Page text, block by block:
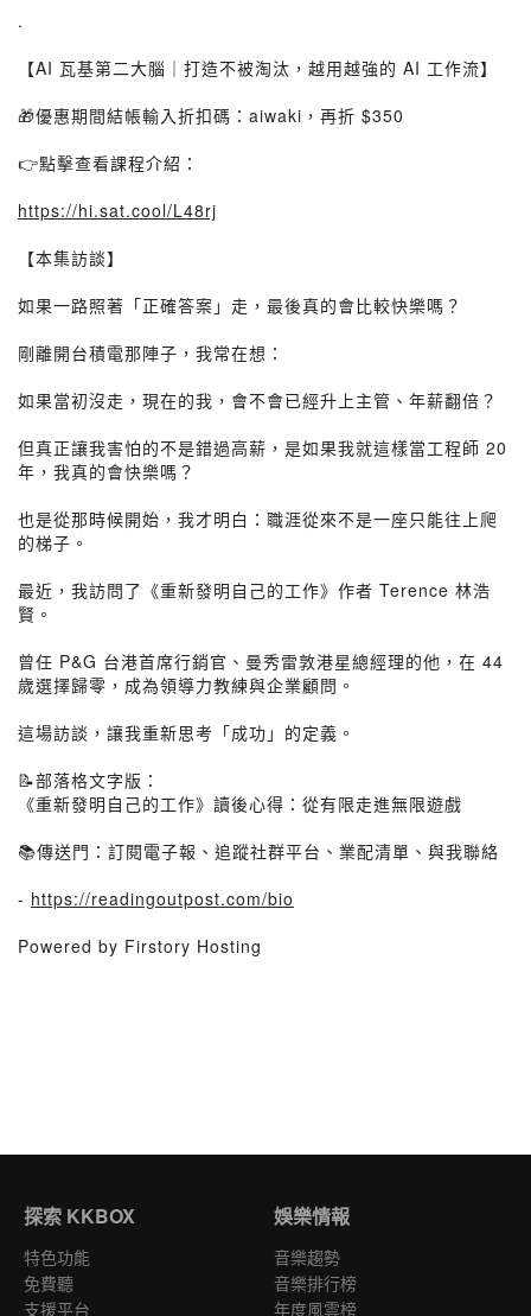
.
【AI 瓦基第二大腦｜打造不被淘汰，越用越強的 AI 工作流】
🎁優惠期間結帳輸入折扣碼：aiwaki，再折 $350
👉點擊查看課程介紹：
https://hi.sat.cool/L48rj
【本集訪談】
如果一路照著「正確答案」走，最後真的會比較快樂嗎？
剛離開台積電那陣子，我常在想：
如果當初沒走，現在的我，會不會已經升上主管、年薪翻倍？
但真正讓我害怕的不是錯過高薪，是如果我就這樣當工程師 20
年，我真的會快樂嗎？
也是從那時候開始，我才明白：職涯從來不是一座只能往上爬
的梯子。
最近，我訪問了《重新發明自己的工作》作者 Terence 林浩
賢。
曾任 P&G 台港首席行銷官、曼秀雷敦港星總經理的他，在 44
歲選擇歸零，成為領導力教練與企業顧問。
這場訪談，讓我重新思考「成功」的定義。
📝部落格文字版：
《重新發明自己的工作》讀後心得：從有限走進無限遊戲
📚傳送門：訂閱電子報、追蹤社群平台、業配清單、與我聯絡
- https://readingoutpost.com/bio
Powered by Firstory Hosting
探索 KKBOX
特色功能
免費聽
支援平台
娛樂情報
音樂趨勢
音樂排行榜
年度風雲榜